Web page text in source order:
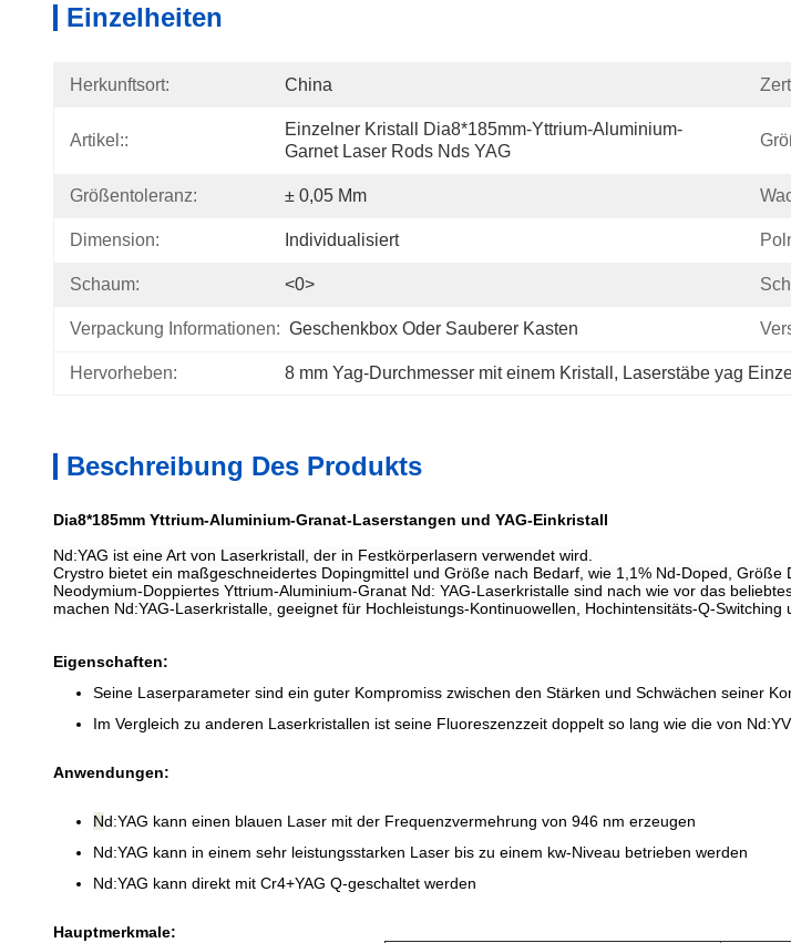
Einzelheiten
Herkunftsort: China
Artikel::
Einzelner Kristall Dia8*185mm-Yttrium-Aluminium-
Garnet Laser Rods Nds YAG
Größentoleranz: ± 0,05 Mm
Dimension: Individualisiert
Schaum: <0>
Verpackung Informationen: Geschenkbox Oder Sauberer Kasten
Hervorheben: 8 mm Yag-Durchmesser mit einem Kristall , Laserstäbe yag
Beschreibung Des Produkts
Dia8*185mm Yttrium-Aluminium-Granat-Laserstangen und YAG-Einkristall
Nd:YAG ist eine Art von Laserkristall, der in Festkörperlasern verwendet wird.
Crystro bietet ein maßgeschneidertes Dopingmittel und Größe nach Bedarf, wie 1,1% Nd-Doped, Größe
Neodymium-Doppiertes Yttrium-Aluminium-Granat Nd: YAG-Laserkristalle sind nach wie vor das
machen Nd:YAG-Laserkristalle, geeignet für Hochleistungs-Kontinuowellen, Hochintensitäts-Q-Switching
Eigenschaften:
Seine Laserparameter sind ein guter Kompromiss zwischen den Stärken und Schwächen seiner
Im Vergleich zu anderen Laserkristallen ist seine Fluoreszenzzeit doppelt so lang wie die von
Anwendungen:
Nd:YAG kann einen blauen Laser mit der Frequenzvermehrung von 946 nm erzeugen
Nd:YAG kann in einem sehr leistungsstarken Laser bis zu einem kw-Niveau betrieben werden
Nd:YAG kann direkt mit Cr4+YAG Q-geschaltet werden
Hauptmerkmale: